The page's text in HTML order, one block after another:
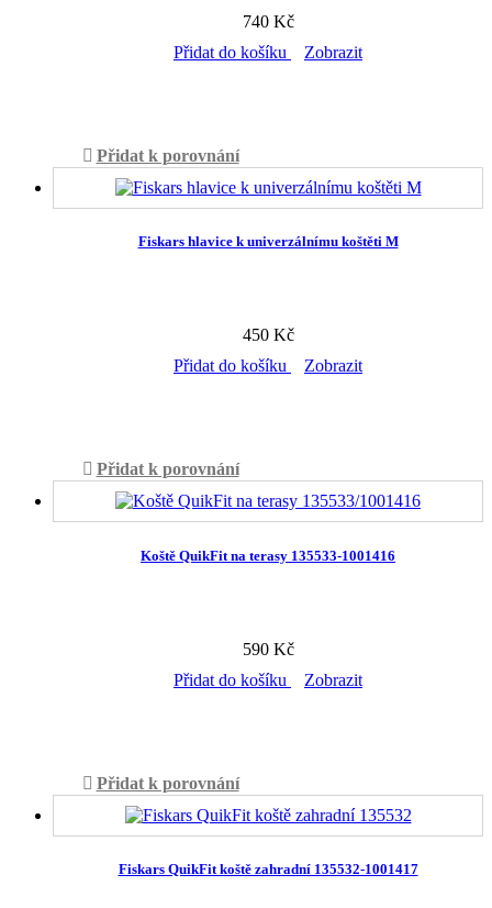
740 Kč
Přidat do košíku
Zobrazit
Přidat k porovnání
Fiskars hlavice k univerzálnímu koštěti M
450 Kč
Přidat do košíku
Zobrazit
Přidat k porovnání
Koště QuikFit na terasy 135533-1001416
590 Kč
Přidat do košíku
Zobrazit
Přidat k porovnání
Fiskars QuikFit koště zahradní 135532-1001417